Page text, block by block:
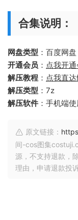
合集说明：
网盘类型 ：百度网盘
开通会员 ： 点我开
解压教程 ： 点我直
解压类型 ：7z
解压软件 ：手机端
原文链接：
间-cos图集
源，不支持退款，
理由，申请退款投